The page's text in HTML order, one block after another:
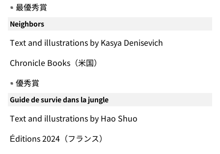
最優秀賞
Neighbors
Text and illustrations by Kasya Denisevich
Chronicle Books（米国）
優秀賞
Guide de survie dans la jungle
Text and illustrations by Hao Shuo
Éditions 2024（フランス）